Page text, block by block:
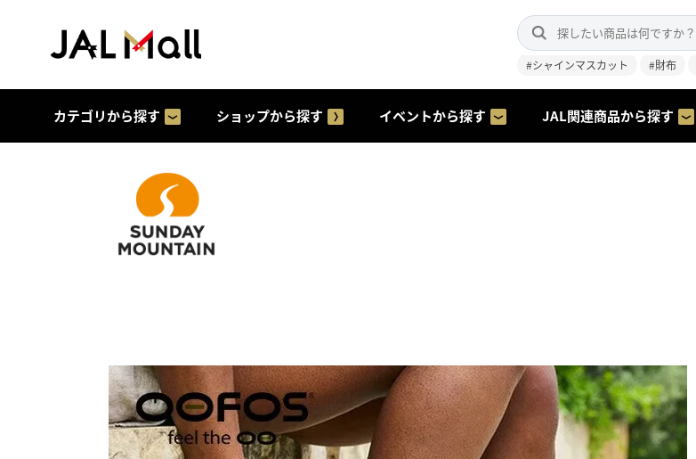
#シャインマスカット #財布
カテゴリから探す ショップから探す イベントから探す JAL関連商品から探す